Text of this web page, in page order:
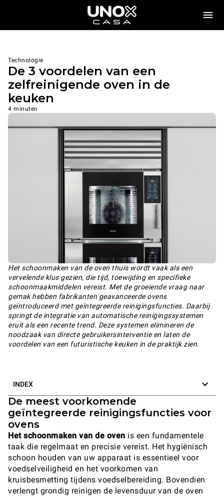
Technologie
De 3 voordelen van een
zelfreinigende oven in de
keuken
4 minuten
Het schoonmaken van de oven thuis wordt vaak als een
vervelende klus gezien, die tijd, toewijding en specifieke
schoonmaakmiddelen vereist. Met de groeiende vraag naar
gemak hebben fabrikanten geavanceerde ovens
geïntroduceerd met geïntegreerde reinigingsfuncties. Daarbij
springt de integratie van automatische reinigingssystemen
eruit als een recente trend. Deze systemen elimineren de
noodzaak van directe gebruikersinterventie en laten de
voordelen van een futuristische keuken in de praktijk zien.
INDEX
De meest voorkomende
geïntegreerde reinigingsfuncties voor
ovens
Het schoonmaken van de oven is een fundamentele
taak die regelmaat en precisie vereist. Het hygiënisch
schoon houden van uw apparaat is essentieel voor
voedselveiligheid en het voorkomen van
kruisbesmetting tijdens voedselbereiding. Bovendien
verlengt grondig reinigen de levensduur van de oven